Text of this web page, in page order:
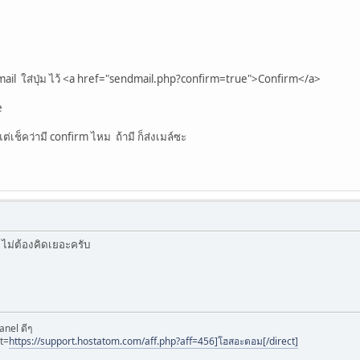
ใส่ปุ่ม ไว้ <a href="sendmail.php?confirm=true">Confirm</a>
เช็คว่ามี confirm ไหม ถ้ามี ก็ส่งเมล์ซะ
ไม่ต้องคิดเยอะครับ
ดีๆ
https://support.hostatom.com/aff.php?aff=456]โฮสอะตอม[/direct]